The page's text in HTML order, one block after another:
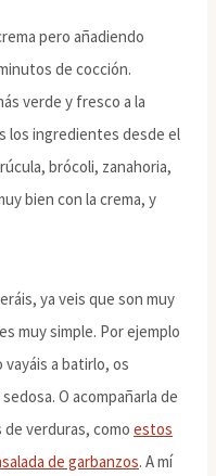
pero añadiendo
de cocción.
verde y fresco a la
los ingredientes desde el
brócoli, zanahoria,
bien con la crema, y
ya veis que son muy
muy simple. Por ejemplo
vayáis a batirlo, os
O acompañarla de
verduras, como estos
de garbanzos. A mí